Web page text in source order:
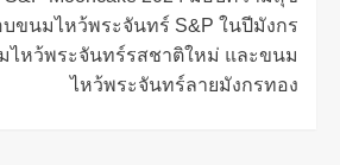
ขนมไหว้พระจันทร์ S&P ในปีมังกร
ไหว้พระจันทร์รสชาติใหม่ และขนม
ไหว้พระจันทร์ลายมังกรทอง